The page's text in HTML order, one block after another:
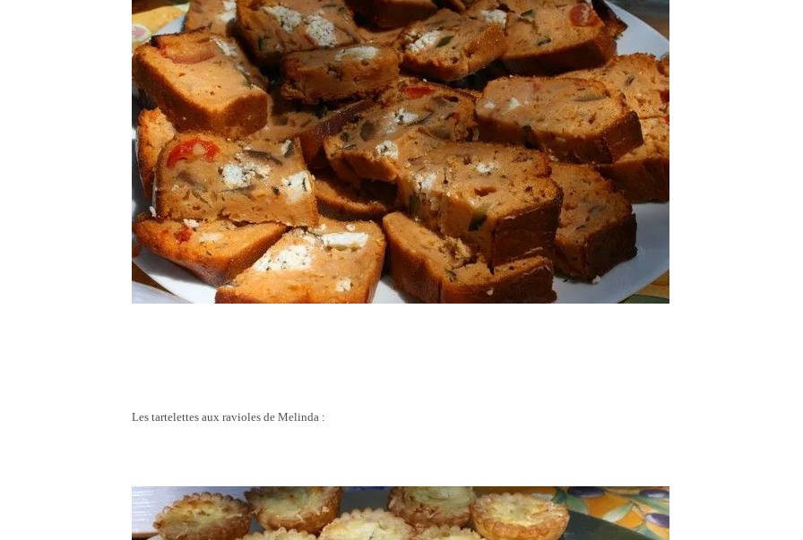
Les tartelettes aux ravioles de Melinda :